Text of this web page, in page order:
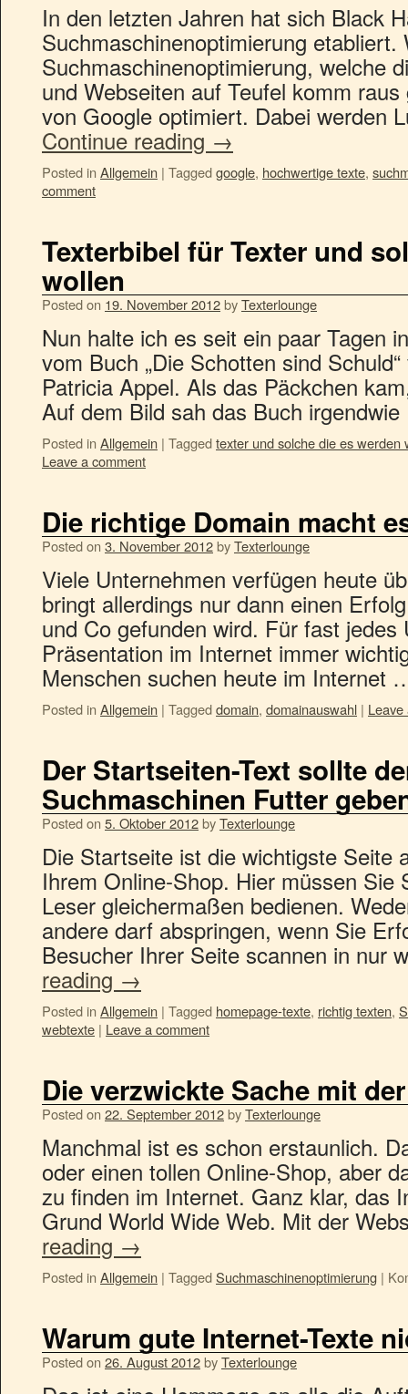
In den letzten Jahren hat sich Black
Suchmaschinenoptimierung
Suchmaschinenoptimierung, welche
und Webseiten auf Teufel komm
von Google optimiert. Dabei werden
Continue reading →
Posted in Allgemein | Taggedgoogle, hochwertige texte,
comment
Texterbibel für Texter und
wollen
Posted on 19. November 2012byTexterlounge
Nun halte ich es seit ein paar Tagen
vom Buch „Die Schotten sind
Patricia Appel. Als das Päckchen
Auf dem Bild sah das Buch
Posted in Allgemein | Taggedtexter und solche die es werden
Leave a comment
Die richtige Domain macht
Posted on 3. November 2012byTexterlounge
Viele Unternehmen verfügen heute
bringt allerdings nur dann einen
und Co gefunden wird. Für fast jedes
Präsentation im Internet immer
Menschen suchen heute im Internet
Posted in Allgemein | Taggeddomain, domainauswahl | Leave
Der Startseiten-Text sollte
Suchmaschinen Futter
Posted on 5. Oktober 2012byTexterlounge
Die Startseite ist die wichtigste Seite
Ihrem Online-Shop. Hier müssen Sie
Leser gleichermaßen bedienen.
andere darf abspringen, wenn Sie
Besucher Ihrer Seite scannen in nur
reading →
Posted in Allgemein | Tagged homepage-texte, richtig texten,
webtexte | Leave a comment
Die verzwickte Sache mit
Posted on 22. September 2012byTexterlounge
Manchmal ist es schon erstaunlich.
oder einen tollen Online-Shop, aber
zu finden im Internet. Ganz klar, das
Grund World Wide Web. Mit der
reading →
Posted in Allgemein | TaggedSuchmaschinenoptimierung |
Warum gute Internet-Texte
Posted on 26. August 2012byTexterlounge